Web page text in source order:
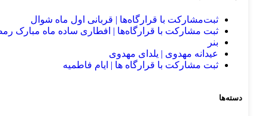
ثبت‌مشارکت با قرارگاه‌ها | قربانی اول ماه شوال
ثبت‌ مشارکت با قرارگاه‌ها | افطاری ساده ماه مبارک
بنر
عیدانه مهدوی | یلدای مهدوی
ثبت‌ مشارکت با قرارگاه‌ ها | ایام فاطمیه
دسته‌ها